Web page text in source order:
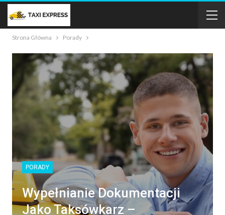
Strona Główna Porady
PORADY
Wypełnianie Dokumentacji
Jako Taksówkarz –